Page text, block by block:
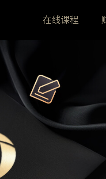
在线课程